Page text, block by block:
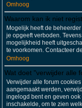
Omhoog
Waarom kan ik niet
Mogelijk heeft de
je opgeeft verboden.
mogelijkheid heeft
te voorkomen. Contacteer
Omhoog
Wat doet "verwijder alle
Verwijder alle forum
aangemaakt werden,
ingelogd bent en geven
inschakelde, om te zien